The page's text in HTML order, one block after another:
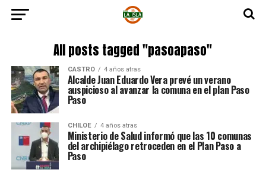
All posts tagged "pasoapaso"
CASTRO 4 años atras
Alcalde Juan Eduardo Vera prevé un verano
auspicioso al avanzar la comuna en el plan Paso
Paso
CHILOE 4 años atras
Ministerio de Salud informó que las 10 comunas
del archipiélago retroceden en el Plan Paso a
Paso